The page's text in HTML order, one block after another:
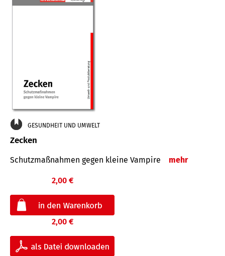
GESUNDHEIT UND UMWELT
Zecken
Schutz­maß­nahmen gegen kleine Vampire mehr
2,00 €
2,00 €